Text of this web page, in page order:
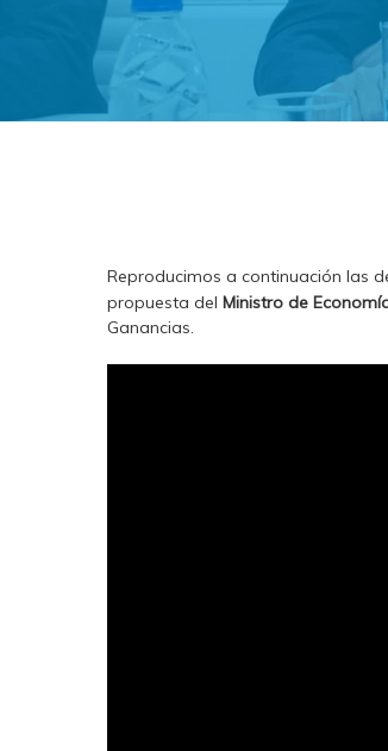
Reproducimos a continuación las
propuesta delMinistro de
Ganancias.